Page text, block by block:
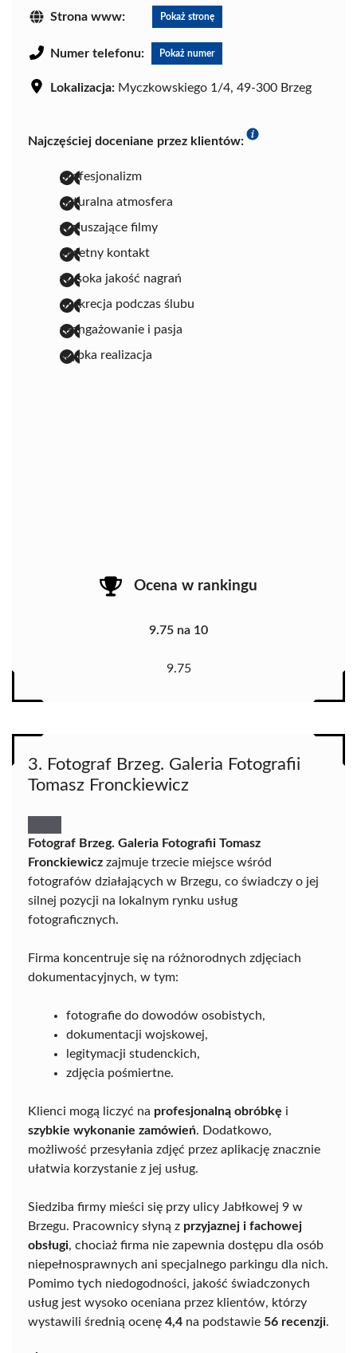
Strona www: Pokaż stronę
Numer telefonu: Pokaż numer
Lokalizacja: Myczkowskiego 1/4, 49-300 Brzeg
Najczęściej doceniane przez klientów:
profesjonalizm
naturalna atmosfera
wzruszające filmy
świetny kontakt
wysoka jakość nagrań
dyskrecja podczas ślubu
zaangażowanie i pasja
szybka realizacja
Ocena w rankingu
9.75 na 10
9.75
3. Fotograf Brzeg. Galeria Fotografii
Tomasz Fronckiewicz
Fotograf Brzeg. Galeria Fotografii Tomasz
Fronckiewicz zajmuje trzecie miejsce wśród
fotografów działających w Brzegu, co świadczy o jej
silnej pozycji na lokalnym rynku usług
fotograficznych.
Firma koncentruje się na różnorodnych zdjęciach
dokumentacyjnych, w tym:
fotografie do dowodów osobistych,
dokumentacji wojskowej,
legitymacji studenckich,
zdjęcia pośmiertne.
Klienci mogą liczyć na profesjonalną obróbkę i
szybkie wykonanie zamówień. Dodatkowo,
możliwość przesyłania zdjęć przez aplikację znacznie
ułatwia korzystanie z jej usług.
Siedziba firmy mieści się przy ulicy Jabłkowej 9 w
Brzegu. Pracownicy słyną z przyjaznej i fachowej
obsługi, chociaż firma nie zapewnia dostępu dla osób
niepełnosprawnych ani specjalnego parkingu dla nich.
Pomimo tych niedogodności, jakość świadczonych
usług jest wysoko oceniana przez klientów, którzy
wystawili średnią ocenę 4,4 na podstawie 56 recenzji.